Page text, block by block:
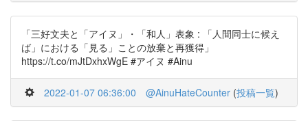
「三好文夫と「アイヌ」・「和人」表象 : 「人間同士に候え
ば」における「見る」ことの放棄と再獲得」
https://t.co/mJtDxhxWgE #アイヌ #Ainu
2022-01-07 06:36:00 @AinuHateCounter (投稿一覧)